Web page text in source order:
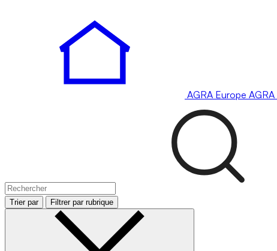
AGRA Europe AGRA
Trier par Filtrer par rubrique